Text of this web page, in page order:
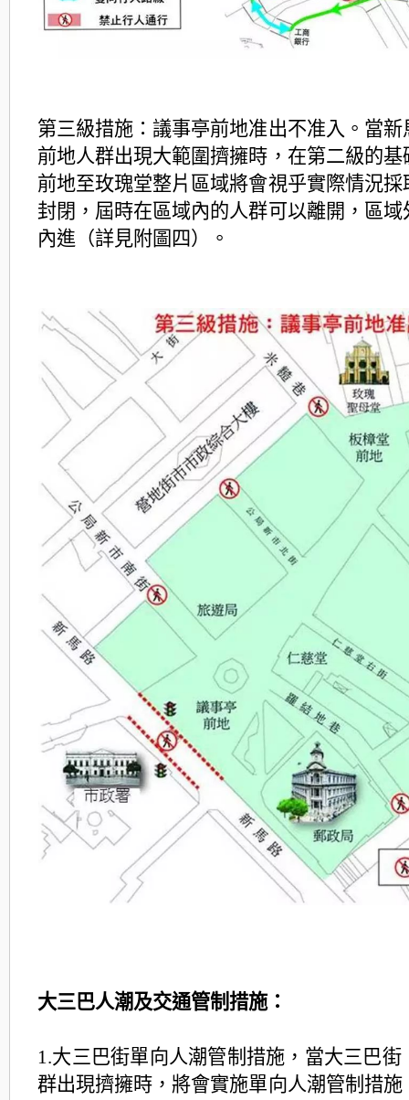
第三級措施：議事亭前地准出不准入。當新
前地人群出現大範圍擠擁時，在第二級的基
前地至玫瑰堂整片區域將會視乎實際情況採
封閉，屆時在區域內的人群可以離開，區域
內進（詳見附圖四）。
大三巴人潮及交通管制措施：
1.大三巴街單向人潮管制措施，當大三巴街
群出現擠擁時，將會實施單向人潮管制措施